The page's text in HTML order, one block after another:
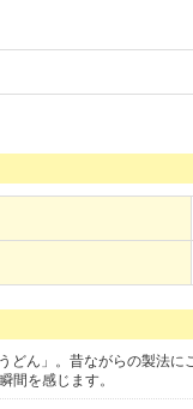
どん」。昔ながらの製法
間を感じます。